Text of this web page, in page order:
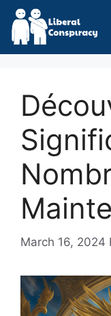
Skip
content
March 16, 2024